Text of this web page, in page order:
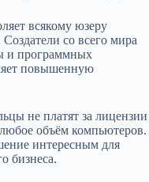
всякому юзеру
Создатели со всего мира
и программных
повышенную
не платят за лицензии
объём компьютеров.
интересным для
бизнеса.